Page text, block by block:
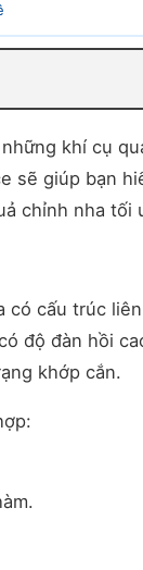
khí cụ
sẽ giúp bạn
chỉnh nha tối
có cấu trúc
độ đàn hồi
khớp cắn.